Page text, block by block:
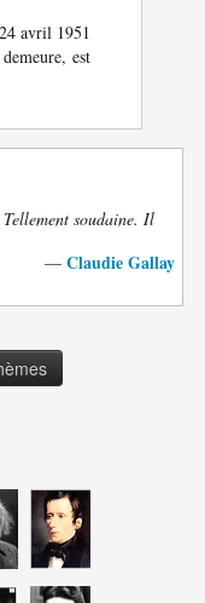
avril 1951
est
soudaine. Il
— Claudie Gallay